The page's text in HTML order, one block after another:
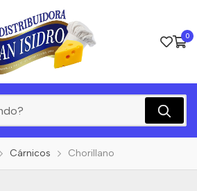
0
Cárnicos Chorillano